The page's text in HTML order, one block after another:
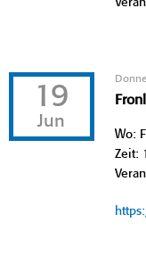
19
Jun
Wo:
Zeit: